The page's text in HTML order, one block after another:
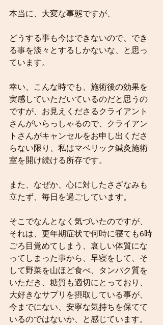
本当に、大変な事態ですが、
どうする事も今はできないので、でき
る事を淡々とするしかないな、と思っ
ています。
幸い、こんな時でも、施術後の効果を
実感していただいているのだと思うの
ですが、お見えくださるクライアント
さんがいらっしゃるので、クライアン
トさんがキャンセルをお申し出くださ
らない限り、私はマベリック鍼灸施術
室を開け続ける所存です。
また、なぜか、心に対したさざなみも
立たず、毎日を過ごしています。
そこでなんとなく気づいたのですが、
それは、更年期症状で何時に寝ても6時
ごろ目覚めてしまう、哀しい体質にな
ってしまった事から、早寝をして、そ
して野菜を山ほど食べ、タンパク質を
いただき、糖質も適切にとっており、
大好きなサプリを摂取している事が、
今までにない、安寧な気持ちを保てて
いるのではないか、と感じています。